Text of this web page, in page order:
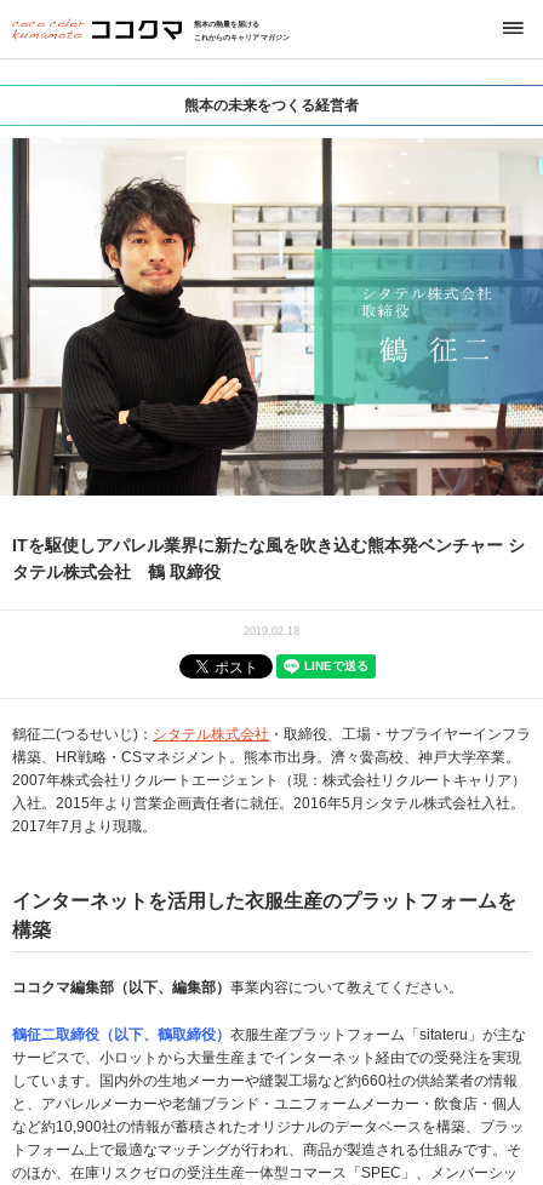
熊本の熱量を届ける
これからのキャリアマガジン
熊本の未来をつくる経営者
ITを駆使しアパレル業界に新たな風を吹き込む熊本発ベンチャー シ
タテル株式会社 鶴 取締役
2019.02.18
鶴征二(つるせいじ)： シタテル株式会社 ・取締役、工場・サプライヤーインフラ
構築、HR戦略・CSマネジメント。熊本市出身。濟々黌高校、神戸大学卒業。
2007年株式会社リクルートエージェント（現：株式会社リクルートキャリア）
入社。2015年より営業企画責任者に就任。2016年5月シタテル株式会社入社。
2017年7月より現職。
インターネットを活用した衣服生産のプラットフォームを
構築
ココクマ編集部（以下、編集部） 事業内容について教えてください。
鶴征二取締役（以下、鶴取締役） 衣服生産プラットフォーム「sitateru」が主な
サービスで、小ロットから大量生産までインターネット経由での受発注を実現
しています。国内外の生地メーカーや縫製工場など約660社の供給業者の情報
と、アパレルメーカーや老舗ブランド・ユニフォームメーカー・飲食店・個人
など約10,900社の情報が蓄積されたオリジナルのデータベースを構築、プラッ
トフォーム上で最適なマッチングが行われ、商品が製造される仕組みです。そ
のほか、在庫リスクゼロの受注生産一体型コマース「SPEC」、メンバーシッ